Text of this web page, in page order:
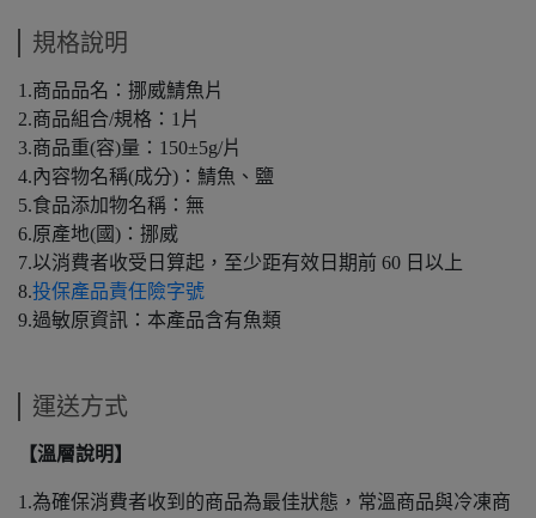
規格說明
1.商品品名：挪威鯖魚片
2.商品組合/規格：1片
3.商品重(容)量：150±5g/片
4.內容物名稱(成分)：鯖魚、鹽
5.食品添加物名稱：無
6.原產地(國)：挪威
7.以消費者收受日算起，至少距有效日期前 60 日以上
8.投保產品責任險字號
9.過敏原資訊：本產品含有魚類
運送方式
【溫層說明】
1.為確保消費者收到的商品為最佳狀態，常溫商品與冷凍商